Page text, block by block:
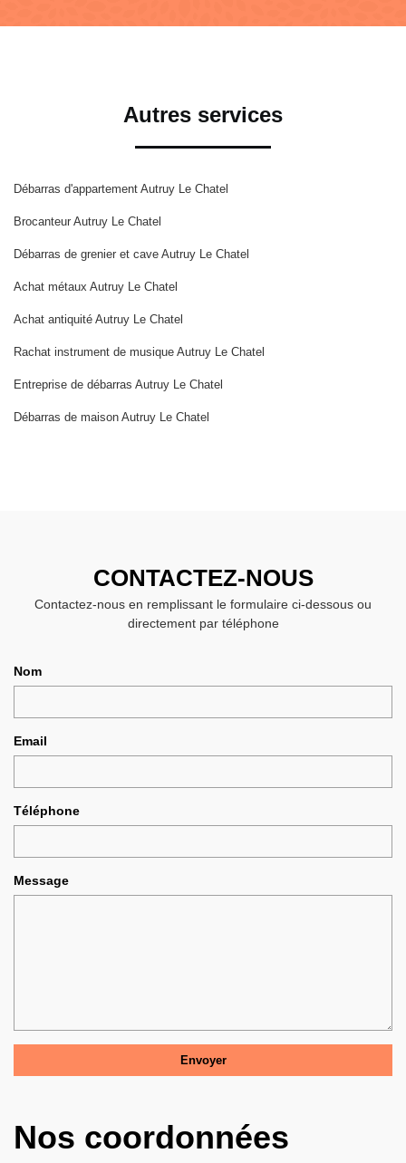
Autres services
Débarras d'appartement Autruy Le Chatel
Brocanteur Autruy Le Chatel
Débarras de grenier et cave Autruy Le Chatel
Achat métaux Autruy Le Chatel
Achat antiquité Autruy Le Chatel
Rachat instrument de musique Autruy Le Chatel
Entreprise de débarras Autruy Le Chatel
Débarras de maison Autruy Le Chatel
CONTACTEZ-NOUS
Contactez-nous en remplissant le formulaire ci-dessous ou
directement par téléphone
Nom
Email
Téléphone
Message
Nos coordonnées